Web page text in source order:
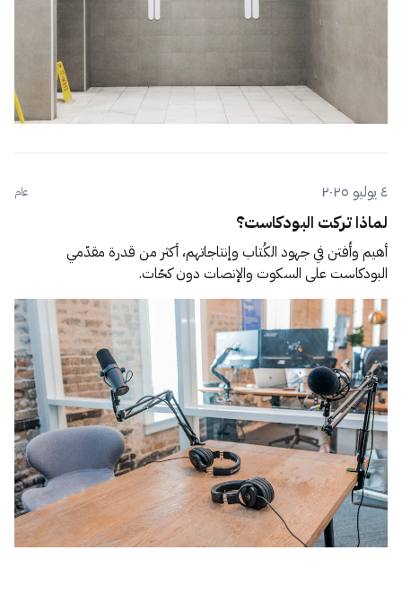
٤ يوليو ٢٠٢٥ عام
لماذا تركت البودكاست؟
أهيم وأُفتن في جهود الكُتاب وإنتاجاتهم، أكثر من قدرة مقدّمي
البودكاست على السكوت والإنصات دون كحّات.